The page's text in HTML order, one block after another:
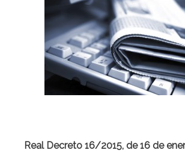
Real Decreto 16/2015, de 16 de